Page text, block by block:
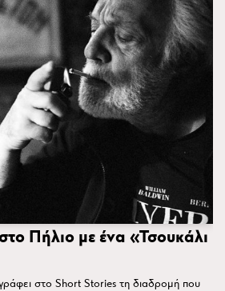
Πήλιο με ένα «Τσουκάλι
στο Short Stories τη διαδρομή που